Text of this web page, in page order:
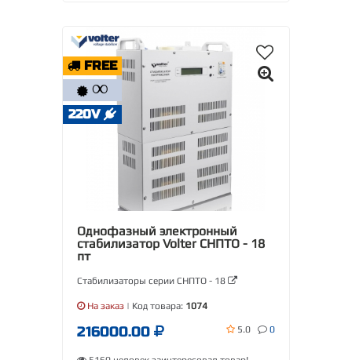
FREE
∞
220V
Однофазный электронный
стабилизатор Volter СНПТО - 18
пт
Стабилизаторы серии СНПТО - 18
На заказ | Код товара: 1074
216000.00 5.0 0